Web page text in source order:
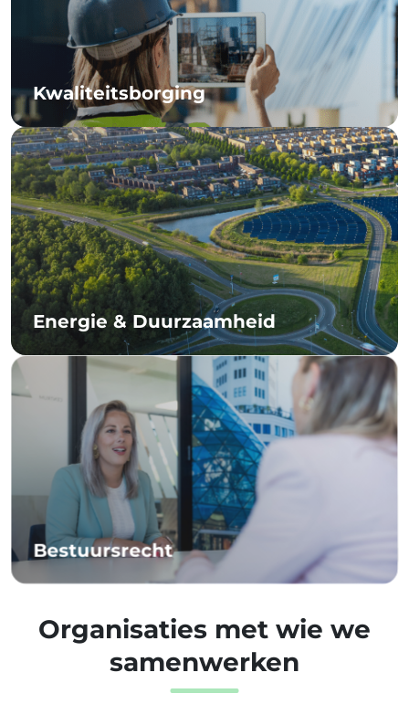
Kwaliteitsborging
Energie & Duurzaamheid
Bestuursrecht
Organisaties met wie we
samenwerken